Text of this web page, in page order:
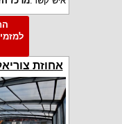
אחוזת